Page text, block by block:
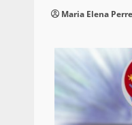
Maria Elena